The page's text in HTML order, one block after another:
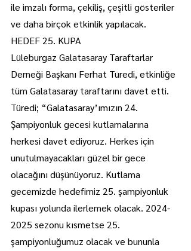
ile imzalı forma, çekiliş, çeşitli gösteriler
ve daha birçok etkinlik yapılacak.
HEDEF 25. KUPA
Lüleburgaz Galatasaray Taraftarlar
Derneği Başkanı Ferhat Türedi, etkinliğe
tüm Galatasaray taraftarını davet etti.
Türedi; “Galatasaray’ımızın 24.
Şampiyonluk gecesi kutlamalarına
herkesi davet ediyoruz. Herkes için
unutulmayacakları güzel bir gece
olacağını düşünüyoruz. Kutlama
gecemizde hedefimiz 25. şampiyonluk
kupası yolunda ilerlemek olacak. 2024-
2025 sezonu kısmetse 25.
şampiyonluğumuz olacak ve bununla